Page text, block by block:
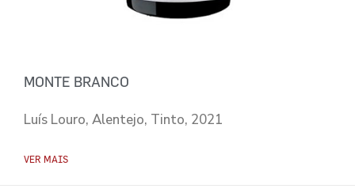
MONTE BRANCO
Luís Louro, Alentejo, Tinto, 2021
VER MAIS